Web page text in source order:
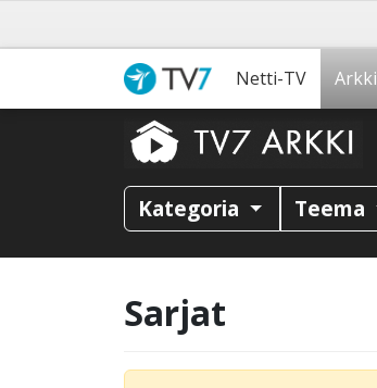
Netti-TV Arkki
Kategoria Teema
Sarjat